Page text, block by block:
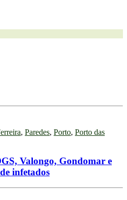
, Paredes, Porto, Porto das
Valongo, Gondomar e
infetados